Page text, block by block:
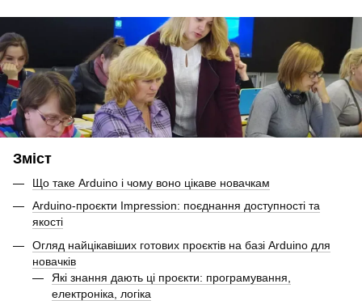
Зміст
Що таке Arduino і чому воно цікаве новачкам
Arduino-проєкти Impression: поєднання доступності та
якості
Огляд найцікавіших готових проєктів на базі Arduino для
новачків
Які знання дають ці проєкти: програмування,
електроніка, логіка